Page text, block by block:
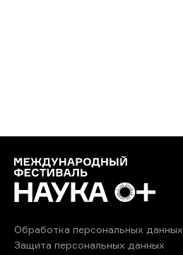
Обработка персональных данных
Защита персональных данных